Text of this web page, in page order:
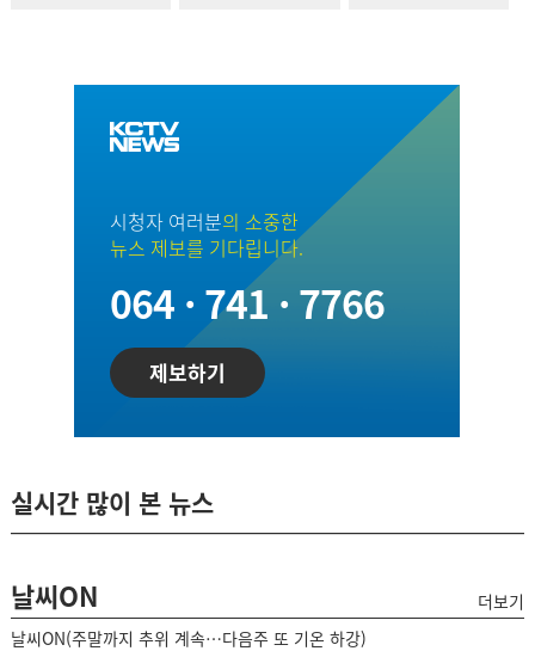
시청자 여러분의 소중한
뉴스 제보를 기다립니다.
064 · 741 · 7766
제보하기
실시간 많이 본 뉴스
날씨ON
더보기
날씨ON(주말까지 추위 계속…다음주 또 기온 하강)